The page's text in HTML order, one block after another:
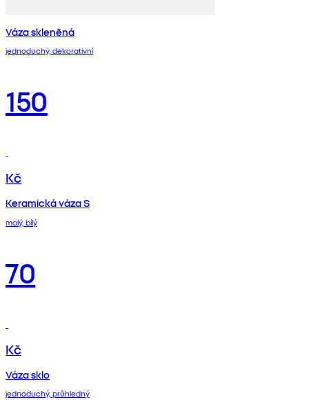
Váza skleněná
jednoduchý, dekorativní
150
Kč
Keramická váza S
malý, bílý
70
Kč
Váza sklo
jednoduchý, průhledný